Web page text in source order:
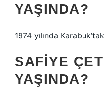
YAŞINDA?
1974 yılında
SAFIYE
YAŞINDA?